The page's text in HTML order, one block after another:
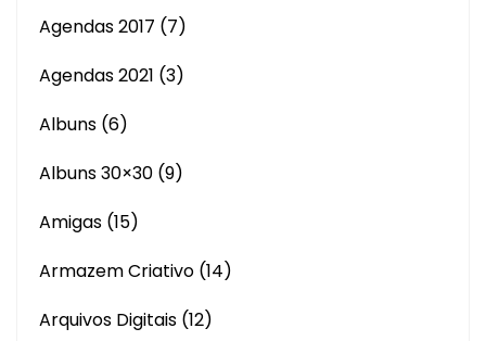
Agendas 2017 (7)
Agendas 2021 (3)
Albuns (6)
Albuns 30×30 (9)
Amigas (15)
Armazem Criativo (14)
Arquivos Digitais (12)